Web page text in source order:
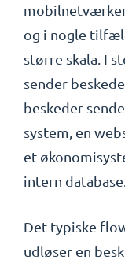
og i nogle
større skala. I
sender
beskeder
system, en
et
intern database.
Det typiske
udløser en